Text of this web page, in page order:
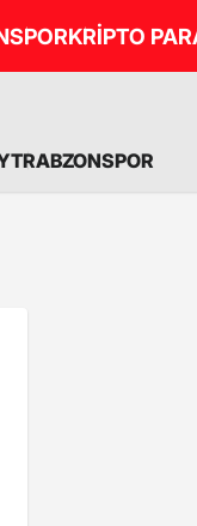
SPORKRİPTO
TRABZONSPOR